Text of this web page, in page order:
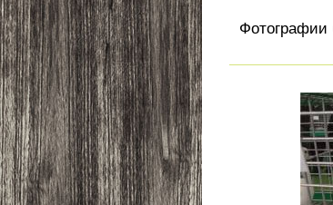
Фотографии